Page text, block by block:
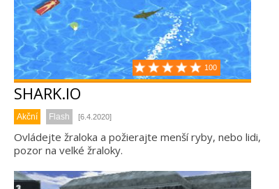
100
SHARK.IO
Akční Flash [6.4.2020]
Ovládejte žraloka a požierajte menší ryby, nebo lidi,
pozor na velké žraloky.